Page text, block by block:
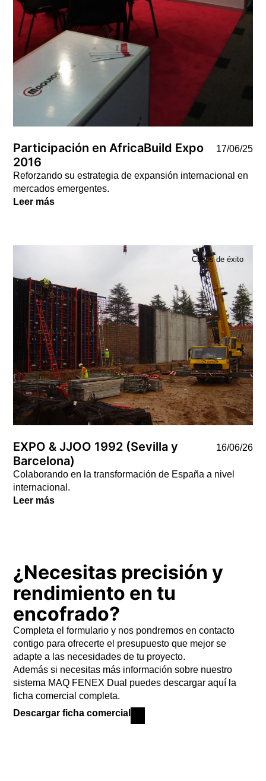
Participación en AfricaBuild Expo
2016
17/06/25
Reforzando su estrategia de expansión internacional en
mercados emergentes.
Leer más
Casos de éxito
EXPO & JJOO 1992 (Sevilla y
Barcelona)
16/06/26
Colaborando en la transformación de España a nivel
internacional.
Leer más
¿Necesitas precisión y
rendimiento en tu
encofrado?
Completa el formulario y nos pondremos en contacto
contigo para ofrecerte el presupuesto que mejor se
adapte a las necesidades de tu proyecto.
Además si necesitas más información sobre nuestro
sistema MAQ FENEX Dual puedes descargar aquí la
ficha comercial completa.
Descargar ficha comercial